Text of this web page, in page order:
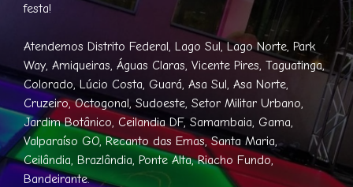
festa!
Atendemos Distrito Federal, Lago Sul, Lago Norte, Park
Way, Arniqueiras, Águas Claras, Vicente Pires, Taguatinga,
Colorado, Lúcio Costa, Guará, Asa Sul, Asa Norte,
Cruzeiro, Octogonal, Sudoeste, Setor Militar Urbano,
Jardim Botânico, Ceilandia DF, Samambaia, Gama,
Valparaíso GO, Recanto das Emas, Santa Maria,
Ceilândia, Brazlândia, Ponte Alta, Riacho Fundo,
Bandeirante.